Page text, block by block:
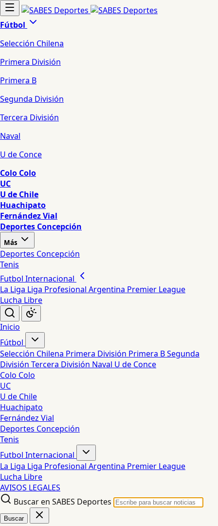
Fútbol
Selección Chilena
Primera División
Primera B
Segunda División
Tercera División
Naval
U de Conce
Colo Colo
UC
U de Chile
Huachipato
Fernández Vial
Deportes Concepción
Más
Deportes Concepción
Tenis
Futbol Internacional
La Liga Liga Profesional Argentina Premier League
Lucha Libre
Inicio
Fútbol
Selección Chilena Primera División Primera BSegunda
División Tercera División Naval U de Conce
Colo Colo
UC
U de Chile
Huachipato
Fernández Vial
Deportes Concepción
Tenis
Futbol Internacional
La Liga Liga Profesional Argentina Premier League
Lucha Libre
AVISOS LEGALES
Buscar en SABES Deportes
Buscar